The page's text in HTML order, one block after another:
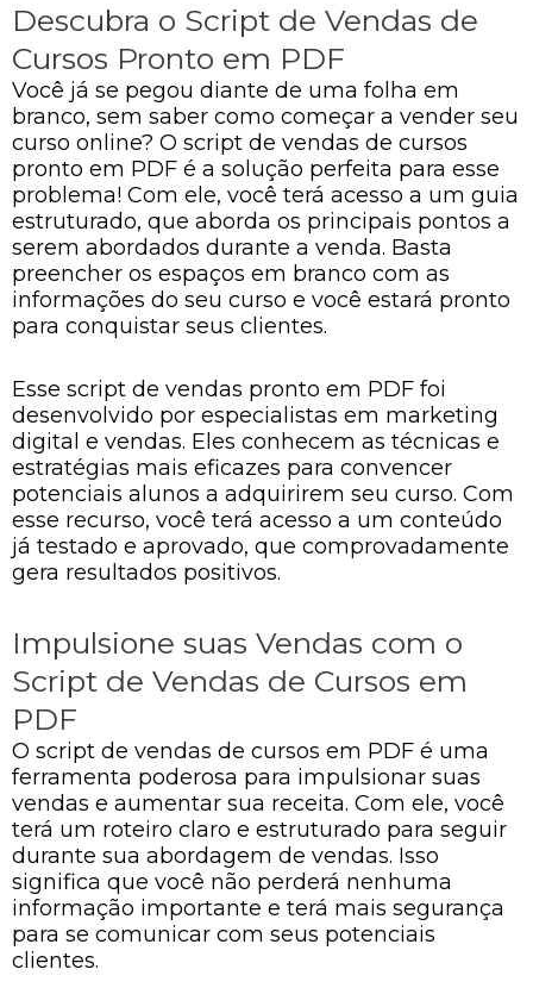
Descubra o Script de Vendas de
Cursos Pronto em PDF
Você já se pegou diante de uma folha em
branco, sem saber como começar a vender seu
curso online? O script de vendas de cursos
pronto em PDF é a solução perfeita para esse
problema! Com ele, você terá acesso a um guia
estruturado, que aborda os principais pontos a
serem abordados durante a venda. Basta
preencher os espaços em branco com as
informações do seu curso e você estará pronto
para conquistar seus clientes.
Esse script de vendas pronto em PDF foi
desenvolvido por especialistas em marketing
digital e vendas. Eles conhecem as técnicas e
estratégias mais eficazes para convencer
potenciais alunos a adquirirem seu curso. Com
esse recurso, você terá acesso a um conteúdo
já testado e aprovado, que comprovadamente
gera resultados positivos.
Impulsione suas Vendas com o
Script de Vendas de Cursos em
PDF
O script de vendas de cursos em PDF é uma
ferramenta poderosa para impulsionar suas
vendas e aumentar sua receita. Com ele, você
terá um roteiro claro e estruturado para seguir
durante sua abordagem de vendas. Isso
significa que você não perderá nenhuma
informação importante e terá mais segurança
para se comunicar com seus potenciais
clientes.